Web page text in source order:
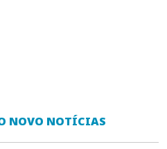
NOVO NOTÍCIAS